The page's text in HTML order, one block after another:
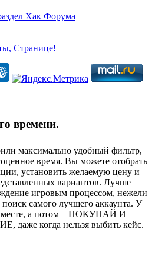
Хак Форума
Странице!
времени.
максимально удобный фильтр,
время. Вы можете отобрать
установить желаемую цену и
вариантов. Лучше
игровым процессом, нежели
самого лучшего аккаунта. У
месте, а потом – ПОКУПАЙ И
когда нельзя выбить кейс.